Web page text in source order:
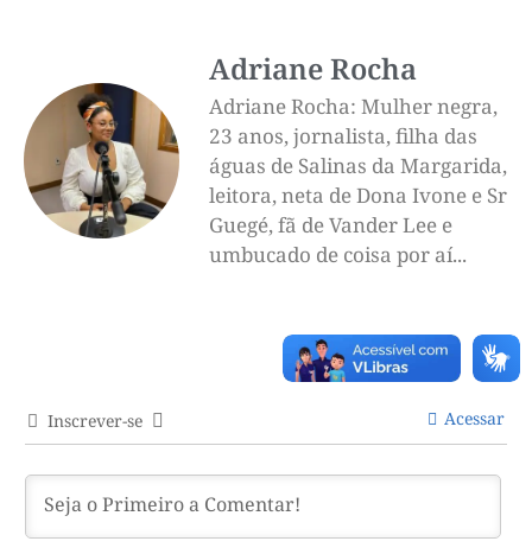
Adriane Rocha
Adriane Rocha: Mulher negra,
23 anos, jornalista, filha das
águas de Salinas da Margarida,
leitora, neta de Dona Ivone e Sr
Guegé, fã de Vander Lee e
umbucado de coisa por aí...
Inscrever-se Acessar